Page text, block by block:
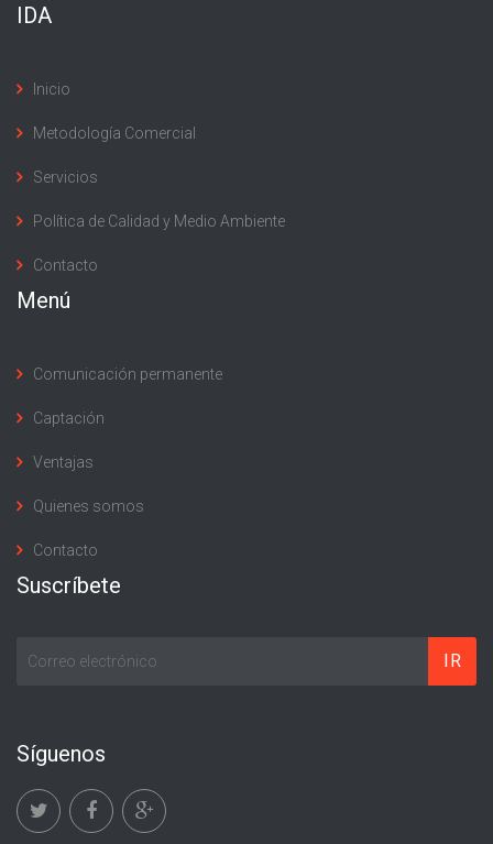
IDA
Inicio
Metodología Comercial
Servicios
Política de Calidad y Medio Ambiente
Contacto
Menú
Comunicación permanente
Captación
Ventajas
Quienes somos
Contacto
Suscríbete
Síguenos